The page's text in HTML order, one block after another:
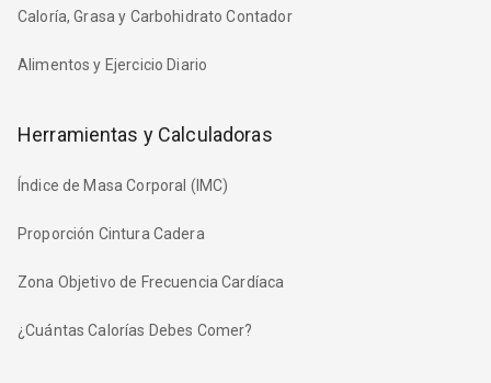
Caloría, Grasa y Carbohidrato Contador
Alimentos y Ejercicio Diario
Herramientas y Calculadoras
Índice de Masa Corporal (IMC)
Proporción Cintura Cadera
Zona Objetivo de Frecuencia Cardíaca
¿Cuántas Calorías Debes Comer?